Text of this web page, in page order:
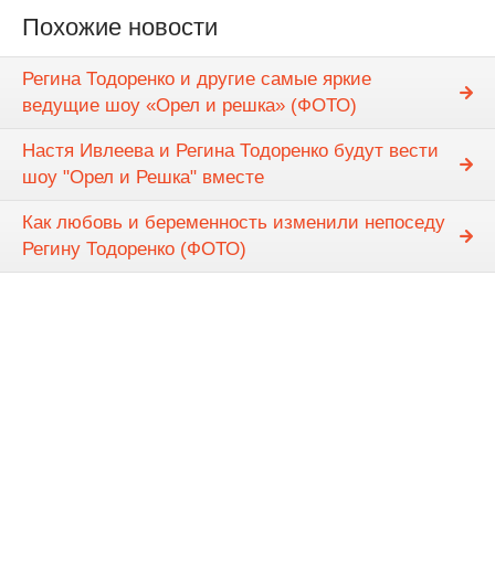
Похожие новости
Регина Тодоренко и другие самые яркие
ведущие шоу «Орел и решка» (ФОТО)
Настя Ивлеева и Регина Тодоренко будут вести
шоу "Орел и Решка" вместе
Как любовь и беременность изменили непоседу
Регину Тодоренко (ФОТО)